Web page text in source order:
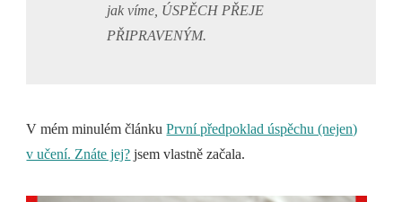
jak víme, ÚSPĚCH PŘEJE
PŘIPRAVENÝM.
V mém minulém článkuPrvní předpoklad úspěchu (nejen)
v učení. Znáte jej? jsem vlastně začala.